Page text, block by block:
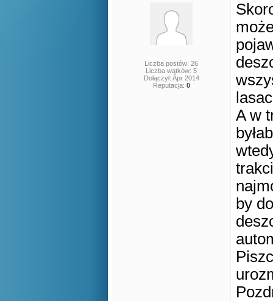
Liczba postów: 26
Liczba wątków: 5
Dołączył: Apr 2014
Reputacja: 0
A w
by